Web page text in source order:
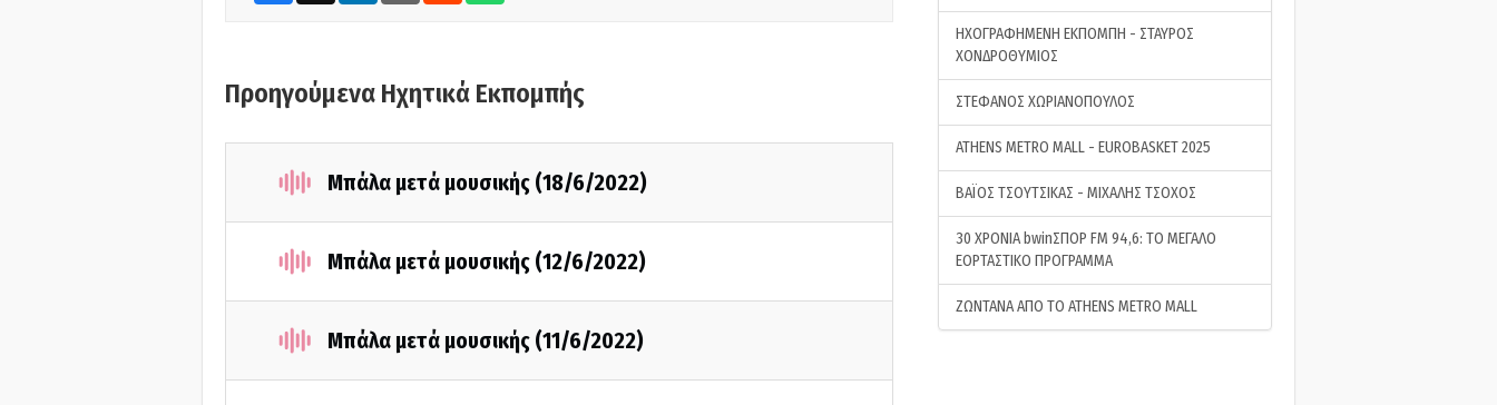
Προηγούμενα Ηχητικά Εκπομπής
Μπάλα μετά μουσικής (18/6/2022)
Μπάλα μετά μουσικής (12/6/2022)
Μπάλα μετά μουσικής (11/6/2022)
ΗΧΟΓΡΑΦΗΜΕΝΗ ΕΚΠΟΜΠΗ - ΣΤΑΥΡΟΣ
ΧΟΝΔΡΟΘΥΜΙΟΣ
ΣΤΕΦΑΝΟΣ ΧΩΡΙΑΝΟΠΟΥΛΟΣ
ATHENS METRO MALL - EUROBASKET 2025
ΒΑΪΟΣ ΤΣΟΥΤΣΙΚΑΣ - ΜΙΧΑΛΗΣ ΤΣΟΧΟΣ
30 ΧΡΟΝΙΑ bwinΣΠΟΡ FM 94,6: ΤΟ ΜΕΓΑΛΟ
ΕΟΡΤΑΣΤΙΚΟ ΠΡΟΓΡΑΜΜΑ
ΖΩΝΤΑΝΑ ΑΠΟ ΤΟ ATHENS METRO MALL